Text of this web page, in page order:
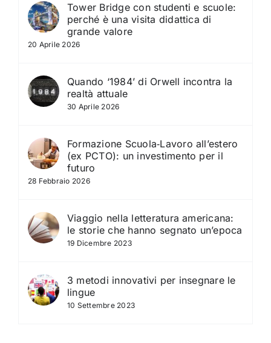
Tower Bridge con studenti e scuole:
perché è una visita didattica di
grande valore
20 Aprile 2026
Quando ‘1984’ di Orwell incontra la
realtà attuale
30 Aprile 2026
Formazione Scuola‑Lavoro all’estero
(ex PCTO): un investimento per il
futuro
28 Febbraio 2026
Viaggio nella letteratura americana:
le storie che hanno segnato un’epoca
19 Dicembre 2023
3 metodi innovativi per insegnare le
lingue
10 Settembre 2023